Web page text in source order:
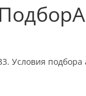
Условия